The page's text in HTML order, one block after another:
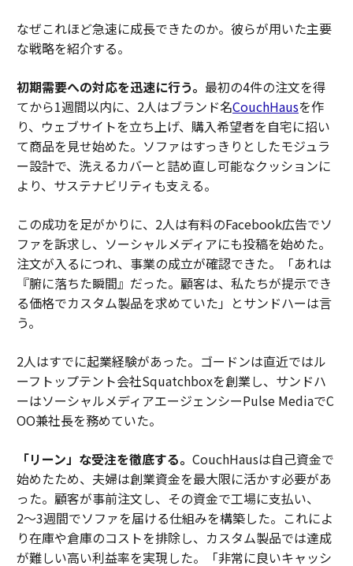
なぜこれほど急速に成長できたのか。彼らが用いた主要
な戦略を紹介する。
初期需要への対応を迅速に行う。 最初の4件の注文を得
てから1週間以内に、2人はブランド名CouchHausを作
り、ウェブサイトを立ち上げ、購入希望者を自宅に招い
て商品を見せ始めた。ソファはすっきりとしたモジュラ
ー設計で、洗えるカバーと詰め直し可能なクッションに
より、サステナビリティも支える。
この成功を足がかりに、2人は有料のFacebook広告でソ
ファを訴求し、ソーシャルメディアにも投稿を始めた。
注文が入るにつれ、事業の成立が確認できた。「あれは
『腑に落ちた瞬間』だった。顧客は、私たちが提示でき
る価格でカスタム製品を求めていた」とサンドハーは言
う。
2人はすでに起業経験があった。ゴードンは直近ではル
ーフトップテント会社Squatchboxを創業し、サンドハ
ーはソーシャルメディアエージェンシーPulse MediaでC
OO兼社長を務めていた。
「リーン」な受注を徹底する。 CouchHausは自己資金で
始めたため、夫婦は創業資金を最大限に活かす必要があ
った。顧客が事前注文し、その資金で工場に支払い、
2〜3週間でソファを届ける仕組みを構築した。これによ
り在庫や倉庫のコストを排除し、カスタム製品では達成
が難しい高い利益率を実現した。「非常に良いキャッシ